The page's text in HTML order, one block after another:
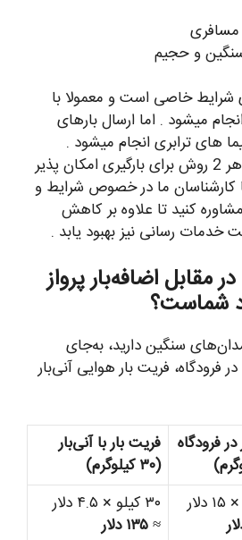
مسافری
و حجیم
شرایط خاصی است و معمولا با
میشود . اما ارسال بارهای
های ترابری انجام میشود .
، هر 2 روش برای بارگیری امکان پذیر
کارشناسان ما در خصوص شرایط و
کنید تا علاوه بر کاهش
خدمات رسانی نیز بهبود یابد .
مقابل اضافه‌بار پرواز
شماست؟
سنگین دارید، به‌جای
فرودگاه، فریت بار هوایی آنی‌بار
در فرودگاه
فریت بار با آنی‌بار
(۳۰ کیلوگرم)
۳۰ کیلو × ۱۵ دلار
۳۰ کیلو × ۴.۵ دلار
≈۱۳۵ دلار